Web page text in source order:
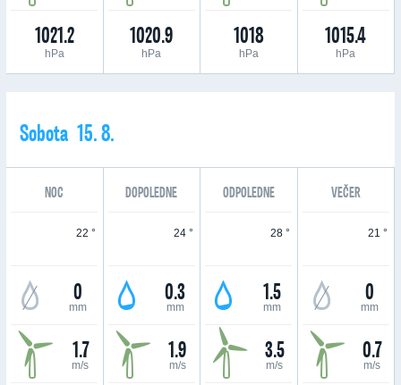
1021.2
hPa
1020.9
hPa
1018
hPa
1015.4
hPa
Sobota 15. 8.
NOC DOPOLEDNE ODPOLEDNE VEČER
22 °
0
mm
1.7
m/s
24 °
0.3
mm
1.9
m/s
28 °
1.5
mm
3.5
m/s
21 °
0
mm
0.7
m/s